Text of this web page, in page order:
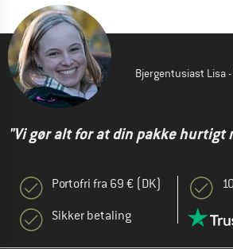
Bjergentusiast Lisa
"Vi gør alt for at din pakke hurtigt
Portofri fra 69 € (DK)
Sikker betaling